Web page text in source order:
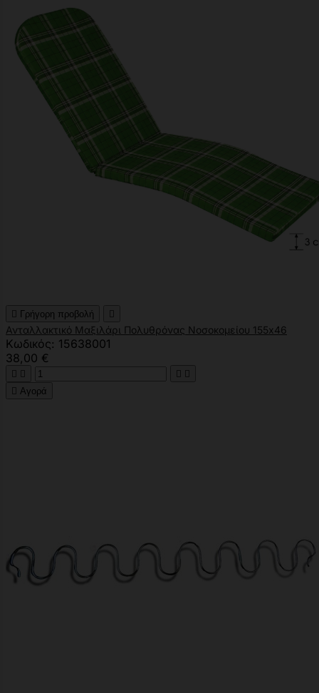
 Γρήγορη προβολή 
Ανταλλακτικό Mαξιλάρι Πολυθρόνας Νοσοκομείου 155x46
Κωδικός: 15638001
38,00 €
   
 Αγορά